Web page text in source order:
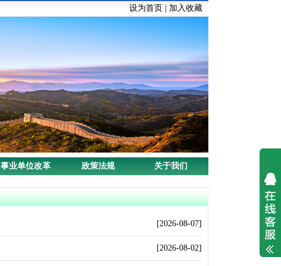
设为首页 加入收藏
事业单位改革 政策法规 关于我们
[2026-08-07]
[2026-08-02]